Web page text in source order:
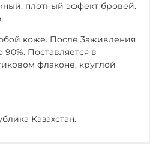
плотный эффект бровей.
коже. После 3aживления
90%. Поставляется в
флаконе, круглой
Казахстан.